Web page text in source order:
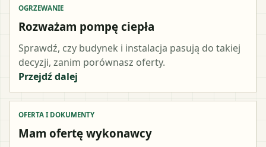
OGRZEWANIE
Rozważam pompę ciepła
Sprawdź, czy budynek i instalacja pasują do takiej
decyzji, zanim porównasz oferty.
Przejdź dalej
OFERTA I DOKUMENTY
Mam ofertę wykonawcy